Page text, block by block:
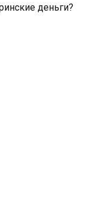
деньги?